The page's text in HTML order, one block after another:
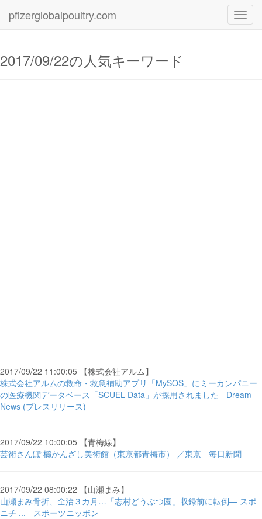
pfizerglobalpoultry.com
2017/09/22の人気キーワード
2017/09/22 11:00:05 【株式会社アルム】
株式会社アルムの救命・救急補助アプリ「MySOS」にミーカンパニー
の医療機関データベース「SCUEL Data」が採用されました - Dream
News (プレスリリース)
2017/09/22 10:00:05 【青梅線】
芸術さんぽ 櫛かんざし美術館（東京都青梅市） ／東京 - 毎日新聞
2017/09/22 08:00:22 【山瀬まみ】
山瀬まみ骨折、全治３カ月…「志村どうぶつ園」収録前に転倒― スポ
ニチ ... - スポーツニッポン